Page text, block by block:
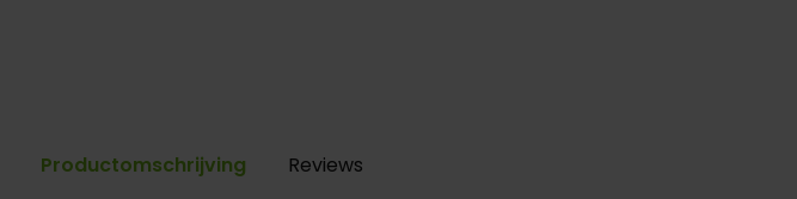
Productomschrijving Reviews